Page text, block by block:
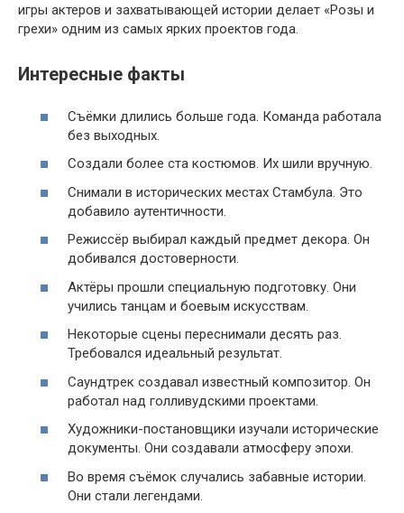
игры актеров и захватывающей истории делает «Розы и
грехи» одним из самых ярких проектов года.
Интересные факты
Съёмки длились больше года. Команда работала
без выходных.
Создали более ста костюмов. Их шили вручную.
Снимали в исторических местах Стамбула. Это
добавило аутентичности.
Режиссёр выбирал каждый предмет декора. Он
добивался достоверности.
Актёры прошли специальную подготовку. Они
учились танцам и боевым искусствам.
Некоторые сцены переснимали десять раз.
Требовался идеальный результат.
Саундтрек создавал известный композитор. Он
работал над голливудскими проектами.
Художники-постановщики изучали исторические
документы. Они создавали атмосферу эпохи.
Во время съёмок случались забавные истории.
Они стали легендами.